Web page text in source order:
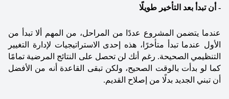
- أن تبدأ بعد التأخير طويلًا
أن تبني الجديد بدلًا من إصلاح القديم.